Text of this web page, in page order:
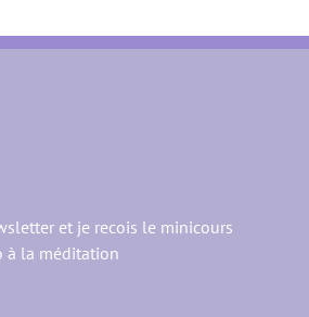
et je recois le minicours
à la méditation